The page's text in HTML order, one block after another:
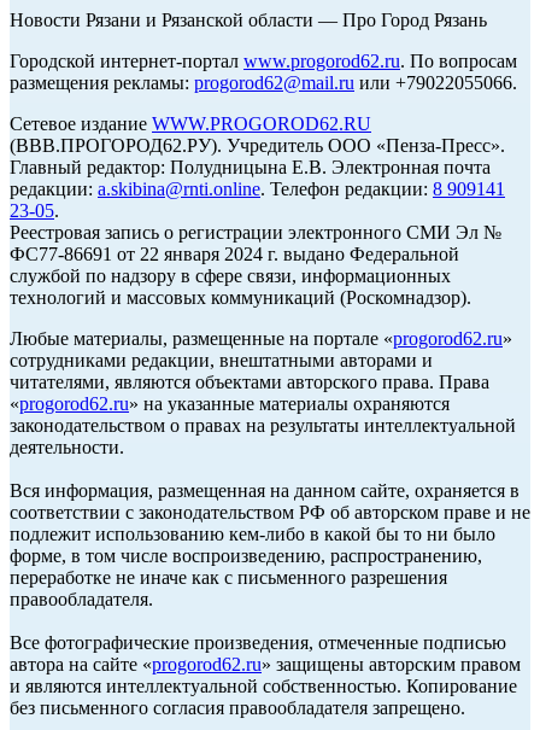
Новости Рязани и Рязанской области — Про Город Рязань
Городской интернет-портал www.progorod62.ru. По вопросам
размещения рекламы: progorod62@mail.ru или +79022055066.
Сетевое издание WWW.PROGOROD62.RU
(ВВВ.ПРОГОРОД62.РУ). Учредитель ООО «Пенза-Пресс».
Главный редактор: Полудницына Е.В. Электронная почта
редакции: a.skibina@rnti.online. Телефон редакции: 8 909141
23-05.
Реестровая запись о регистрации электронного СМИ Эл №
ФС77-86691 от 22 января 2024 г. выдано Федеральной
службой по надзору в сфере связи, информационных
технологий и массовых коммуникаций (Роскомнадзор).
Любые материалы, размещенные на портале «progorod62.ru»
сотрудниками редакции, внештатными авторами и
читателями, являются объектами авторского права. Права
«progorod62.ru» на указанные материалы охраняются
законодательством о правах на результаты интеллектуальной
деятельности.
Вся информация, размещенная на данном сайте, охраняется в
соответствии с законодательством РФ об авторском праве и не
подлежит использованию кем-либо в какой бы то ни было
форме, в том числе воспроизведению, распространению,
переработке не иначе как с письменного разрешения
правообладателя.
Все фотографические произведения, отмеченные подписью
автора на сайте «progorod62.ru» защищены авторским правом
и являются интеллектуальной собственностью. Копирование
без письменного согласия правообладателя запрещено.